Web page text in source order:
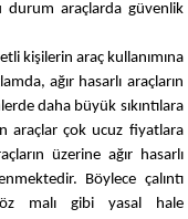
durum araçlarda güvenlik
kişilerin araç kullanımına
ağır hasarlı araçların
daha büyük sıkıntılara
araçlar çok ucuz fiyatlara
üzerine ağır hasarlı
Böylece çalıntı
malı gibi yasal hale